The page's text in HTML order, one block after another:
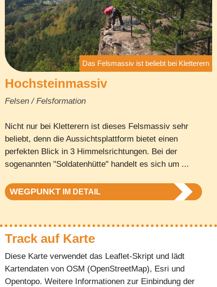
Das Felsmassiv ist beliebt bei Kletterern
Hochsteinmassiv
Felsen / Felsformation
Nicht nur bei Kletterern ist dieses Felsmassiv sehr
beliebt, denn die Aussichtsplattform bietet einen
perfekten Blick in 3 Himmelsrichtungen. Bei der
sogenannten "Soldatenhütte" handelt es sich um ...
WEGPUNKT IM DETAIL
Track auf Karte
Diese Karte verwendet das Leaflet-Skript und lädt
Kartendaten von OSM (OpenStreetMap), Esri und
Opentopo. Weitere Informationen zur Einbindung der